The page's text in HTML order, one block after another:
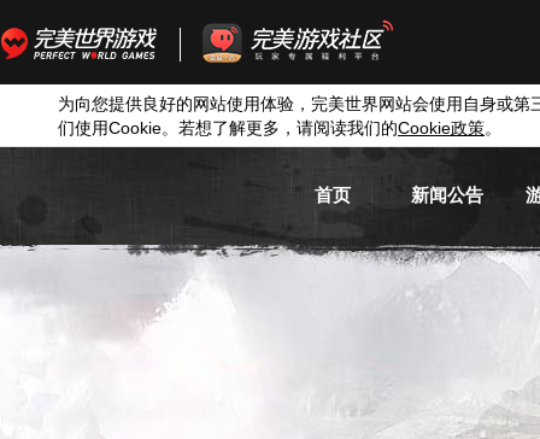
为向您提供良好的网站使用体验，完美世界网站会使用自身或第
们使用Cookie。若想了解更多，请阅读我们的Cookie政策。
首页 新闻公告
游戏新闻
活动信息